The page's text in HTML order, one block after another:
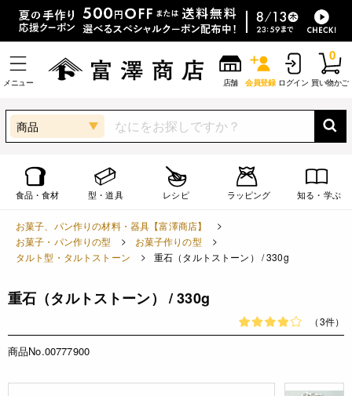
メニュー 店舗 会員登録 ログイン 買い物かご
0
商品
食品・食材 型・道具 レシピ ラッピング 知る・学ぶ
お菓子、パン作りの材料・器具【富澤商店】
お菓子・パン作りの型
お菓子作りの型
タルト型・タルトストーン
重石（タルトストーン） / 330g
重石（タルトストーン） / 330g
（3件）
商品No.00777900